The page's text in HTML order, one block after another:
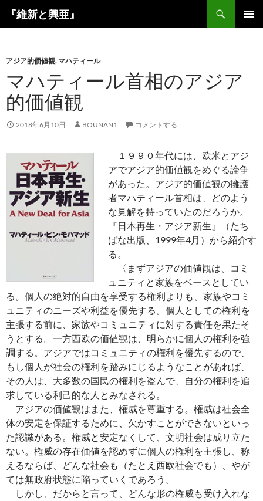
ツ
へ
キ
『維新と興亜』
アジア的価値観, マハティール
マハティール首相のアジア
的価値観
2018年6月10日 BOUNAN1 コメントする
１９９０年代には、欧米とアジ
アでアジア的価値観をめぐる論争
があった。アジア的価値観の擁護
者マハティール首相は、どのよう
な見解を持っていたのだろうか。
『日本再生・アジア新生』（たち
ばな出版、1999年4月）から紹介す
る。
〈まずアジアの価値観は、コミ
ュニティと家族をベースとしてい
る。個人の絶対的自由を享受する権利よりも、家族やコミ
ュニティのニーズや利益を優先する。個人としての権利を
主張する前に、家族やコミュニティに対する責任を果たそ
うとする。一方西欧の価値観は、明らかに個人の権利を強
調する。アジアではコミュニティの権利を優先するので、
もし個人が社会の権利を踏みにじるようなことがあれば、
その人は、大多数の国民の権利を盗んで、自分の権利を追
求している利己的な人とみなされる。
アジアの価値観はまた、権威を尊重する。権威は社会全
体の安定を保証するために、欠かすことができないといっ
た認識がある。権威と安定なくして、文明社会は成り立た
ない。権威の存在価値を認めずに個人の権利を主張し、称
えるならば、どんな社会も（たとえ西欧社会でも）、やが
ては無政府状態に陥っていくであろう。
しかし、だからと言って、どんな形の権威も受け入れな